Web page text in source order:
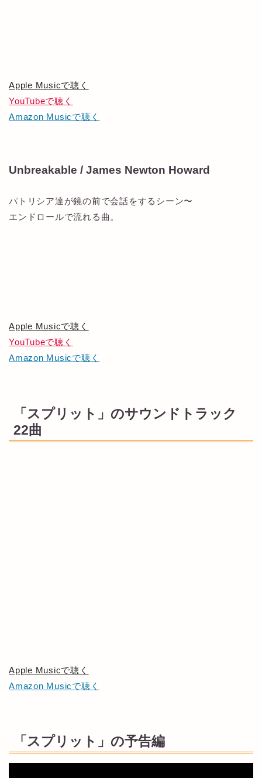
Apple Musicで聴く
YouTubeで聴く
Amazon Musicで聴く
Unbreakable / James Newton Howard
パトリシア達が鏡の前で会話をするシーン〜
エンドロールで流れる曲。
Apple Musicで聴く
YouTubeで聴く
Amazon Musicで聴く
「スプリット」のサウンドトラック
22曲
Apple Musicで聴く
Amazon Musicで聴く
「スプリット」の予告編